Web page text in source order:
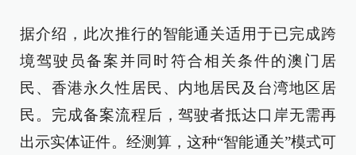
据介绍，此次推行的智能通关适用于已完成跨
境驾驶员备案并同时符合相关条件的澳门居
民、香港永久性居民、内地居民及台湾地区居
民。完成备案流程后，驾驶者抵达口岸无需再
出示实体证件。经测算，这种“智能通关”模式可